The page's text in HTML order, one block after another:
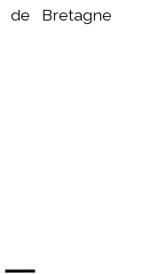
de Bretagne